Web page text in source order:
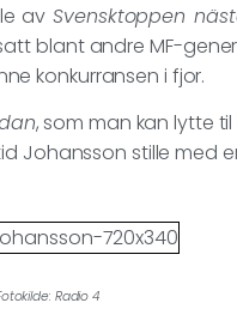
avSvensktoppen
blant andre MF-
konkurransen i fjor.
, som man kan lytte til
Johansson stille med
Radio 4